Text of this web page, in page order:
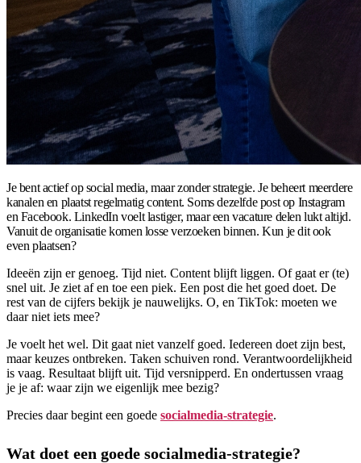
Je bent actief op social media, maar zonder strategie. Je beheert meerdere
kanalen en plaatst regelmatig content. Soms dezelfde post op Instagram
en Facebook. LinkedIn voelt lastiger, maar een vacature delen lukt altijd.
Vanuit de organisatie komen losse verzoeken binnen. Kun je dit ook
even plaatsen?
Ideeën zijn er genoeg. Tijd niet. Content blijft liggen. Of gaat er (te)
snel uit. Je ziet af en toe een piek. Een post die het goed doet. De
rest van de cijfers bekijk je nauwelijks. O, en TikTok: moeten we
daar niet iets mee?
Je voelt het wel. Dit gaat niet vanzelf goed. Iedereen doet zijn best,
maar keuzes ontbreken. Taken schuiven rond. Verantwoordelijkheid
is vaag. Resultaat blijft uit. Tijd versnipperd. En ondertussen vraag
je je af: waar zijn we eigenlijk mee bezig?
Precies daar begint een goede socialmedia-strategie.
Wat doet een goede socialmedia-strategie?